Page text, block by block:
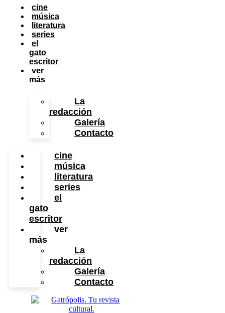
cine
música
literatura
series
el
gato
escritor
ver
más
La
redacción
Galería
Contacto
cine
música
literatura
series
el
gato
escritor
ver
más
La
redacción
Galería
Contacto